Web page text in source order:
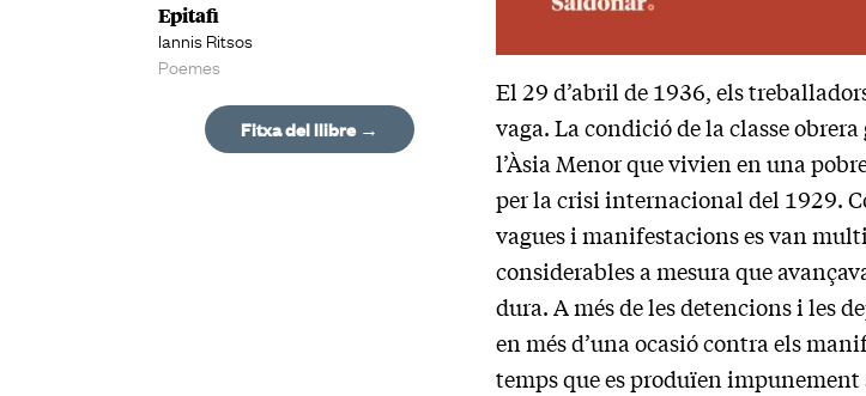
El 29 d’abril de 1936, els
vaga. La condició de la classe
l’Àsia Menor que vivien en una
per la crisi internacional del 1929.
vagues i manifestacions es van
considerables a mesura que
dura. A més de les detencions i les
en més d’una ocasió contra els
temps que es produïen
Epitafi
Iannis Ritsos
Poemes
Fitxa del llibre →